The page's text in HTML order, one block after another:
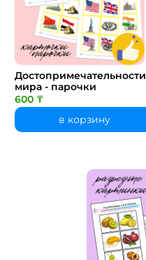
Достопримечательности
мира - парочки
600 ₸
в корзину